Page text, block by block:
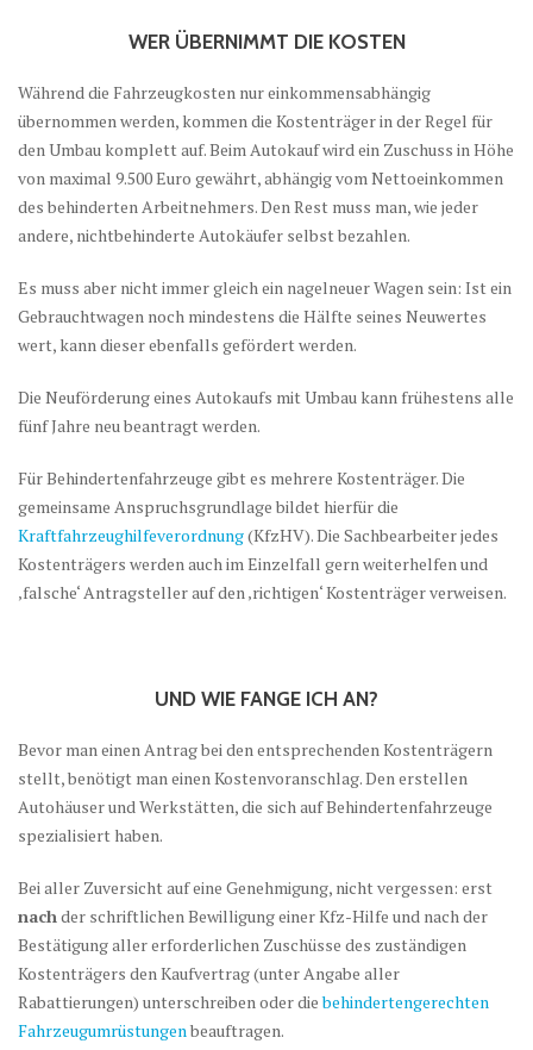
WER ÜBERNIMMT DIE KOSTEN
Während die Fahrzeugkosten nur einkommensabhängig
übernommen werden, kommen die Kostenträger in der Regel für
den Umbau komplett auf. Beim Autokauf wird ein Zuschuss in Höhe
von maximal 9.500 Euro gewährt, abhängig vom Nettoeinkommen
des behinderten Arbeitnehmers. Den Rest muss man, wie jeder
andere, nichtbehinderte Autokäufer selbst bezahlen.
Es muss aber nicht immer gleich ein nagelneuer Wagen sein: Ist ein
Gebrauchtwagen noch mindestens die Hälfte seines Neuwertes
wert, kann dieser ebenfalls gefördert werden.
Die Neuförderung eines Autokaufs mit Umbau kann frühestens alle
fünf Jahre neu beantragt werden.
Für Behindertenfahrzeuge gibt es mehrere Kostenträger. Die
gemeinsame Anspruchsgrundlage bildet hierfür die
Kraftfahrzeughilfeverordnung(KfzHV). Die Sachbearbeiter jedes
Kostenträgers werden auch im Einzelfall gern weiterhelfen und
‚falsche‘ Antragsteller auf den ‚richtigen‘ Kostenträger verweisen.
UND WIE FANGE ICH AN?
Bevor man einen Antrag bei den entsprechenden Kostenträgern
stellt, benötigt man einen Kostenvoranschlag. Den erstellen
Autohäuser und Werkstätten, die sich auf Behindertenfahrzeuge
spezialisiert haben.
Bei aller Zuversicht auf eine Genehmigung, nicht vergessen: erst
nachder schriftlichen Bewilligung einer Kfz-Hilfe und nach der
Bestätigung aller erforderlichen Zuschüsse des zuständigen
Kostenträgers den Kaufvertrag (unter Angabe aller
Rabattierungen) unterschreiben oder diebehindertengerechten
Fahrzeugumrüstungenbeauftragen.